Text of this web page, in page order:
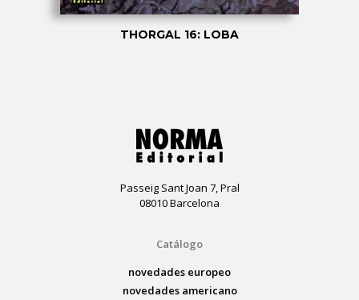
THORGAL 16: LOBA
Passeig Sant Joan 7, Pral
08010 Barcelona
Catálogo
novedades europeo
novedades americano